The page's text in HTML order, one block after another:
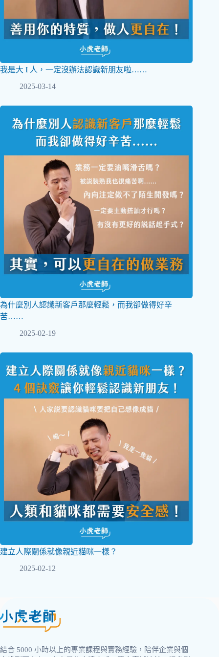
我是大 I 人，一定沒辦法認識新朋友啦……
2025-03-14
為什麼別人認識新客戶那麼輕鬆，而我卻做得好辛
苦……
2025-02-19
建立人際關係就像親近貓咪一樣？
2025-02-12
結合 5000 小時以上的專業課程與實務經驗，陪伴企業與個